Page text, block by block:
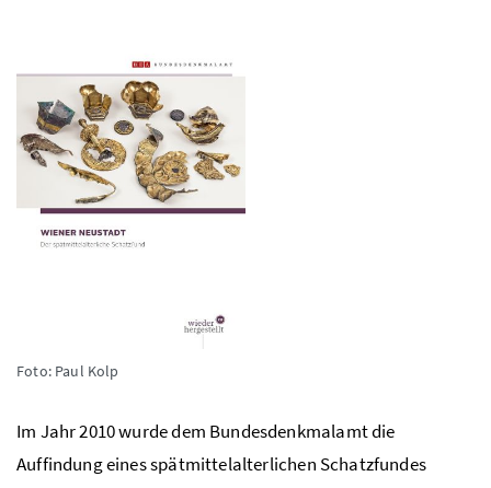
Foto: Paul Kolp
Im Jahr 2010 wurde dem Bundesdenkmalamt die
Auffindung eines spätmittelalterlichen Schatzfundes